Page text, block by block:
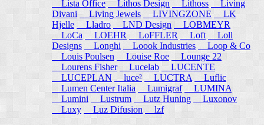
Lista Office Lithos Design Lithoss
Living
Divani
Living Jewels LIVINGZONE
LK
Hjelle
Lladro LND Design
LOBMEYR
LoCa
LOEHR LoFFLER Loft
Loll
Designs
Longhi Loook Industries
Loop & Co
Louis Poulsen
Louise Roe
Lounge 22
Lourens Fisher
Lucelab
LUCENTE
LUCEPLAN
luce² LUCTRA
Luflic
Lumen Center Italia
Lumigraf
LUMINA
Lumini
Lustrum Lutz Huning
Luxonov
Luxy
Luz Difusion lzf